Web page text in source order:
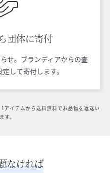
団体に寄付
せ。ブランディアからの査
して寄付します。
イテムから送料無料でお品物を返送い
す。
なければ